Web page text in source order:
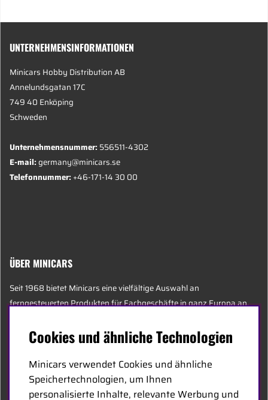
UNTERNEHMENSINFORMATIONEN
Minicars Hobby Distribution AB
Annelundsgatan 17C
749 40 Enköping
Schweden
Unternehmensnummer:556511-4302
E-mail:germany@minicars.se
Telefonnummer:+46-171-14 30 00
ÜBER MINICARS
Seit 1968 bietet Minicars eine vielfältige Auswahl an
ferngesteuerten Produkten für Fachgeschäfte in ganz Europa an.
Alters, darunter einige der sachkundigsten Experten der Branche,
die sich auf Hobby, Service und Logistik spezialisiert haben.
Der Hauptsitz von Minicars befindet sich in Enköping, strategisch
entlang der E18 zwischen Stockholm und Oslo gelegen.
Cookies und ähnliche Technologien
Minicars verwendet Cookies und ähnliche
Speichertechnologien, um Ihnen
personalisierte Inhalte, relevante Werbung und